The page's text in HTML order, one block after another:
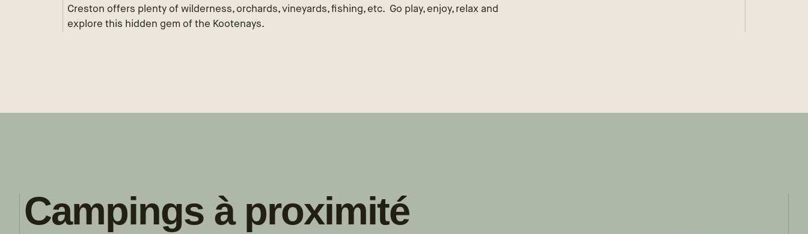
Creston offers plenty of wilderness, orchards, vineyards, fishing, etc. Go play, enjoy, relax and
explore this hidden gem of the Kootenays.
Campings à proximité